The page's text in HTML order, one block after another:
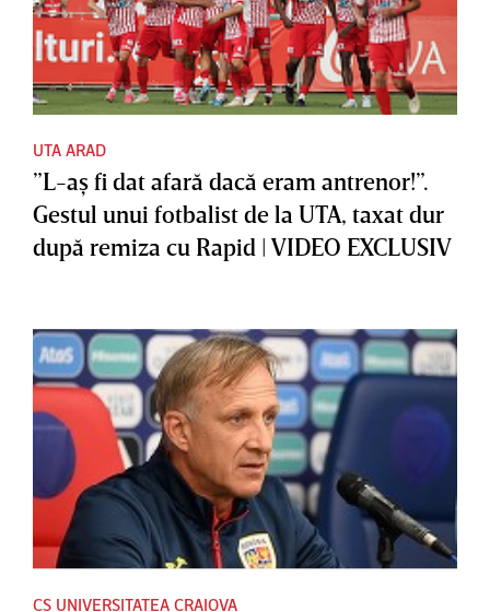
UTA ARAD
”L-aş fi dat afară dacă eram antrenor!”.
Gestul unui fotbalist de la UTA, taxat dur
după remiza cu Rapid | VIDEO EXCLUSIV
CS UNIVERSITATEA CRAIOVA